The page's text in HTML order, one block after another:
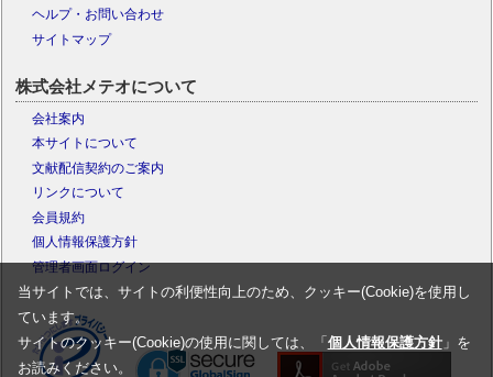
ヘルプ・お問い合わせ
サイトマップ
株式会社メテオについて
会社案内
本サイトについて
文献配信契約のご案内
リンクについて
会員規約
個人情報保護方針
管理者画面ログイン
当サイトでは、サイトの利便性向上のため、クッキー(Cookie)を使用し
ています。
サイトのクッキー(Cookie)の使用に関しては、「 個人情報保護方針」を
お読みください。